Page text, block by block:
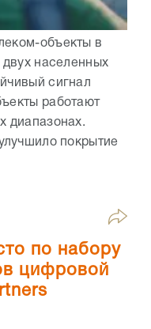
объекты в
населенных
сигнал
работают
диапазонах.
покрытие
по набору
цифровой